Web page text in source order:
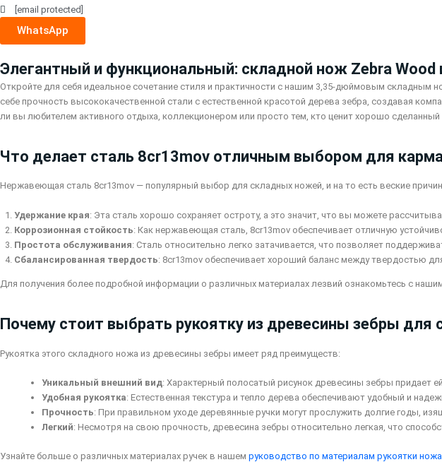
[email protected]
WhatsApp
Элегантный и функциональный: складной нож Zebra
Откройте для себя идеальное сочетание стиля и практичности с нашим 3,35-дюймовым
себе прочность высококачественной стали с естественной красотой дерева зебра, создавая
ли вы любителем активного отдыха, коллекционером или просто тем, кто ценит хорошо
Что делает сталь 8cr13mov отличным выбором для
Нержавеющая сталь 8cr13mov — популярный выбор для складных ножей, и на то есть веские
Удержание края: Эта сталь хорошо сохраняет остроту, а это значит, что вы можете
Коррозионная стойкость: Как нержавеющая сталь, 8cr13mov обеспечивает отличную
Простота обслуживания: Сталь относительно легко затачивается, что позволяет
Сбалансированная твердость: 8cr13mov обеспечивает хороший баланс между твердостью
Для получения более подробной информации о различных материалах лезвий ознакомьтесь с
Почему стоит выбрать рукоятку из древесины зебры для
Рукоятка этого складного ножа из древесины зебры имеет ряд преимуществ:
Уникальный внешний вид: Характерный полосатый рисунок древесины зебры придает
Удобная рукоятка: Естественная текстура и тепло дерева обеспечивают удобный и
Прочность: При правильном уходе деревянные ручки могут прослужить долгие годы,
Легкий: Несмотря на свою прочность, древесина зебры относительно легкая, что
Узнайте больше о различных материалах ручек в нашем руководство по материалам рукоятки ножа